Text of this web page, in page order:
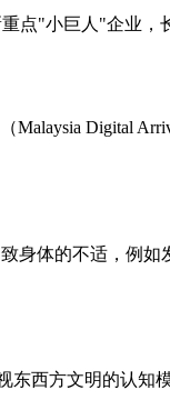
点"小巨人"企业
Digital
身体的不适，例
西方文明的认知